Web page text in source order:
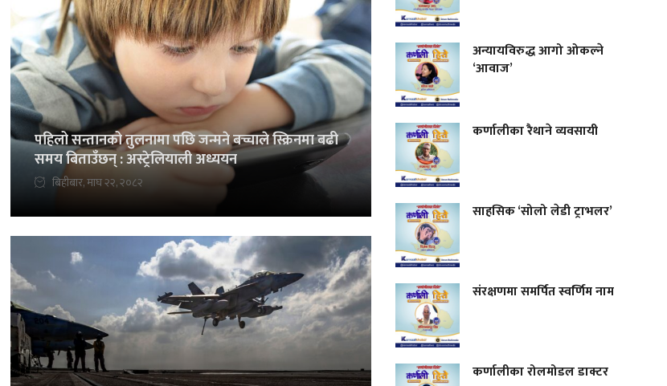
पहिलो सन्तानको तुलनामा पछि जन्मने बच्चाले स्क्रिनमा बढी
समय बिताउँछन् : अस्ट्रेलियाली अध्ययन
बिहीबार, माघ २२, २०८२
अन्यायविरुद्ध आगो ओकल्ने
‘आवाज’
कर्णालीका रैथाने व्यवसायी
साहसिक ‘सोलो लेडी ट्राभलर’
संरक्षणमा समर्पित स्वर्णिम नाम
कर्णालीका रोलमोडल डाक्टर